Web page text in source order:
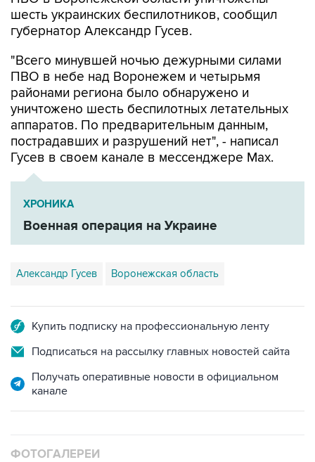
шесть украинских беспилотников, сообщил
губернатор Александр Гусев.
"Всего минувшей ночью дежурными силами
ПВО в небе над Воронежем и четырьмя
районами региона было обнаружено и
уничтожено шесть беспилотных летательных
аппаратов. По предварительным данным,
пострадавших и разрушений нет", - написал
Гусев в своем канале в мессенджере Max.
ХРОНИКА
Военная операция на Украине
Александр Гусев Воронежская область
Купить подписку на профессиональную ленту
Подписаться на рассылку главных новостей сайта
Получать оперативные новости в официальном
канале
ФОТОГАЛЕРЕИ